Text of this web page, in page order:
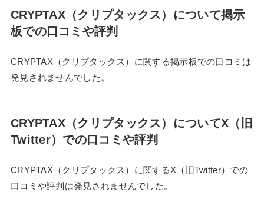
CRYPTAX（クリプタックス）について掲示
板での口コミや評判
CRYPTAX（クリプタックス）に関する掲示板での口コミは
発見されませんでした。
CRYPTAX（クリプタックス）についてX（旧
Twitter）での口コミや評判
CRYPTAX（クリプタックス）に関するX（旧Twitter）での
口コミや評判は発見されませんでした。